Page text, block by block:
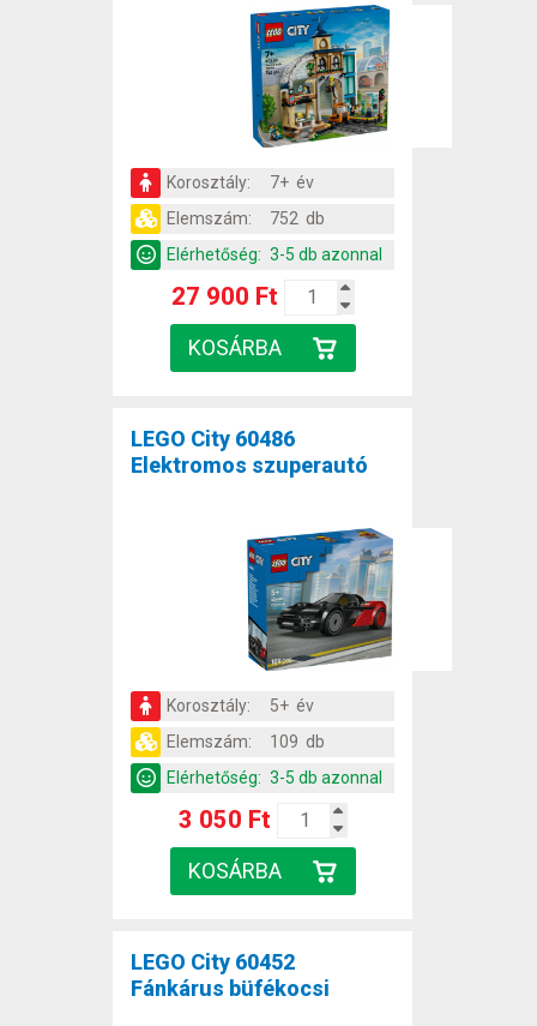
Korosztály:
7+ év
Elemszám:
752 db
Elérhetőség: 3-5 db azonnal
27 900 Ft
LEGO City 60486
Elektromos szuperautó
Korosztály:
5+ év
Elemszám:
109 db
Elérhetőség: 3-5 db azonnal
3 050 Ft
LEGO City 60452
Fánkárus büfékocsi